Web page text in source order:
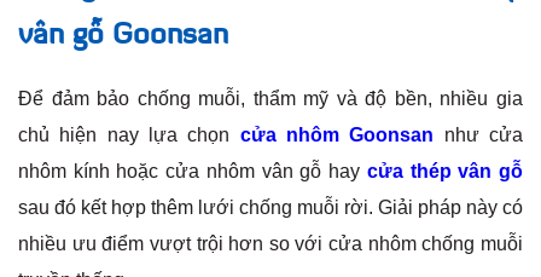
vân gỗ Goonsan
Để đảm bảo chống muỗi, thẩm mỹ và độ bền, nhiều gia
chủ hiện nay lựa chọn cửa nhôm Goonsan như cửa
nhôm kính hoặc cửa nhôm vân gỗ hay cửa thép vân gỗ
sau đó kết hợp thêm lưới chống muỗi rời. Giải pháp này có
nhiều ưu điểm vượt trội hơn so với cửa nhôm chống muỗi